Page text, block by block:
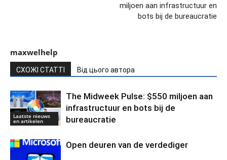
miljoen aan infrastructuur en
bots bij de bureaucratie
maxwelhelp
СХОЖІ СТАТТІ Від цього автора
Laatste nieuws
en artikelen
The Midweek Pulse: $550 miljoen aan
infrastructuur en bots bij de
bureaucratie
Open deuren van de verdediger